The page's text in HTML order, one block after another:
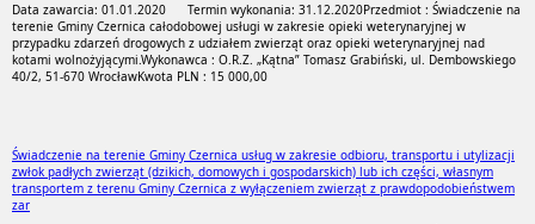
Data zawarcia: 01.01.2020 Termin wykonania: 31.12.2020Przedmiot : Świadczenie na
terenie Gminy Czernica całodobowej usługi w zakresie opieki weterynaryjnej w
przypadku zdarzeń drogowych z udziałem zwierząt oraz opieki weterynaryjnej nad
kotami wolnożyjącymi.Wykonawca : O.R.Z. „Kątna” Tomasz Grabiński, ul. Dembowskiego
40/2, 51-670 WrocławKwota PLN : 15 000,00
Świadczenie na terenie Gminy Czernica usług w zakresie odbioru, transportu i utylizacji
zwłok padłych zwierząt (dzikich, domowych i gospodarskich) lub ich części, własnym
transportem z terenu Gminy Czernica z wyłączeniem zwierząt z prawdopodobieństwem
zar